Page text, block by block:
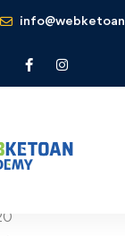
quỹ hưu